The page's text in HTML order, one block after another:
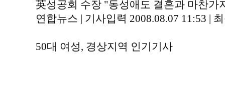
英성공회 수장 "동성애도 결혼과 마찬가
연합뉴스 | 기사입력 2008.08.07 11:53 |
50대 여성, 경상지역 인기기사